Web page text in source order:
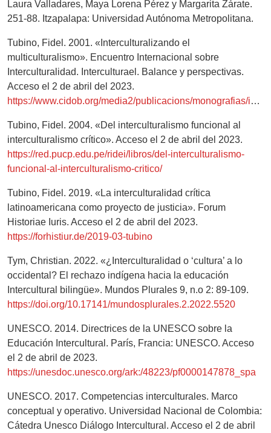
Laura Valladares, Maya Lorena Pérez y Margarita Zárate.
251-88. Itzapalapa: Universidad Autónoma Metropolitana.
Tubino, Fidel. 2001. «Interculturalizando el
multiculturalismo». Encuentro Internacional sobre
Interculturalidad. Interculturael. Balance y perspectivas.
Acceso el 2 de abril del 2023.
https://www.cidob.org/media2/publicacions/monografias/interculturael/08_tubino_cast
Tubino, Fidel. 2004. «Del interculturalismo funcional al
interculturalismo crítico». Acceso el 2 de abril del 2023.
https://red.pucp.edu.pe/ridei/libros/del-interculturalismo-
funcional-al-interculturalismo-critico/
Tubino, Fidel. 2019. «La interculturalidad crítica
latinoamericana como proyecto de justicia». Forum
Historiae Iuris. Acceso el 2 de abril del 2023.
https://forhistiur.de/2019-03-tubino
Tym, Christian. 2022. «¿Interculturalidad o ‘cultura’ a lo
occidental? El rechazo indígena hacia la educación
Intercultural bilingüe». Mundos Plurales 9, n.o 2: 89-109.
https://doi.org/10.17141/mundosplurales.2.2022.5520
UNESCO. 2014. Directrices de la UNESCO sobre la
Educación Intercultural. París, Francia: UNESCO. Acceso
el 2 de abril de 2023.
https://unesdoc.unesco.org/ark:/48223/pf0000147878_spa
UNESCO. 2017. Competencias interculturales. Marco
conceptual y operativo. Universidad Nacional de Colombia:
Cátedra Unesco Diálogo Intercultural. Acceso el 2 de abril